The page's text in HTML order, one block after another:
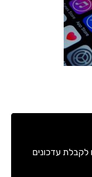
עדכונים